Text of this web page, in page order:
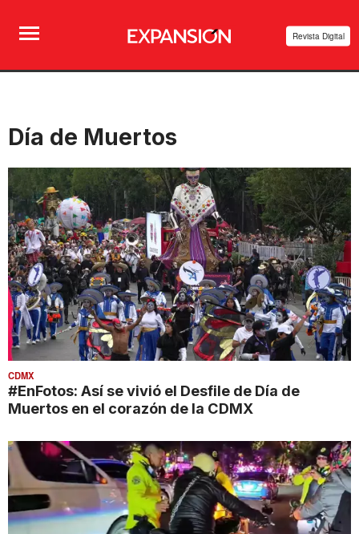
Revista Digital
Día de Muertos
CDMX
#EnFotos: Así se vivió el Desfile de Día de
Muertos en el corazón de la CDMX